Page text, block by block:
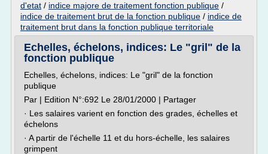
d'etat / indice majore de traitement fonction publique /
indice de traitement brut de la fonction publique / indice de
traitement brut dans la fonction publique territoriale
Echelles, échelons, indices: Le "gril" de la
fonction publique
Echelles, échelons, indices: Le "gril" de la fonction
publique
Par | Edition N°:692 Le 28/01/2000 | Partager
· Les salaires varient en fonction des grades, échelles et
échelons
· A partir de l'échelle 11 et du hors-échelle, les salaires
grimpent